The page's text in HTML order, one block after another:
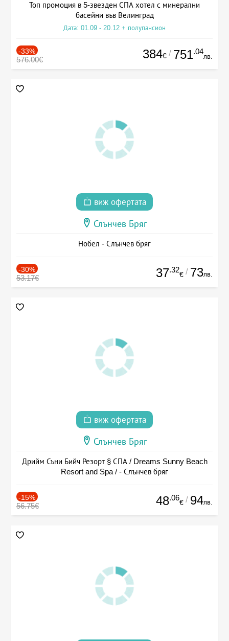
Топ промоция в 5-звезден СПА хотел с минерални
басейни във Велинград
Дата: 01.09 - 20.12 + полупансион
-33%
576.00€ 384€ / 751.04
лв.
виж офертата
Слънчев Бряг
Нобел - Слънчев бряг
-30%
53.17€ 37.32
€ / 73лв.
виж офертата
Слънчев Бряг
Дрийм Съни Бийч Резорт § СПА / Dreams Sunny Beach
Resort and Spa / - Слънчев бряг
-15%
56.75€ 48.06
€ / 94лв.